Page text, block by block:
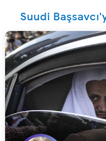
Suudi